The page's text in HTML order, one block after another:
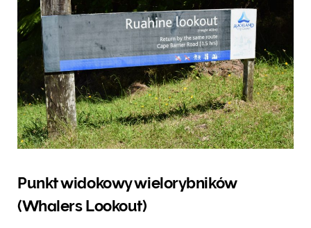
Punkt widokowy wielorybników
(Whalers Lookout)